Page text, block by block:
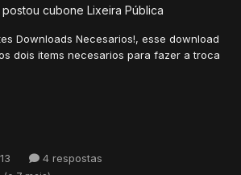
cubone Lixeira Pública
Downloads Necesarios!, esse download
dois items necesarios para fazer a troca
va ate a pasta do seu client!
de programas\Tibia...
4 respostas